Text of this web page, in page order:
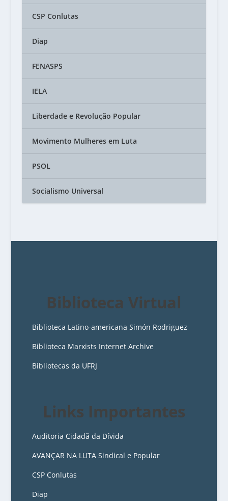
CSP Conlutas
Diap
FENASPS
IELA
Liberdade e Revolução Popular
Movimento Mulheres em Luta
PSOL
Socialismo Universal
Biblioteca Virtual
Biblioteca Latino-americana Simón Rodriguez
Biblioteca Marxists Internet Archive
Bibliotecas da UFRJ
Links Importantes
Auditoria Cidadã da Dívida
AVANÇAR NA LUTA Sindical e Popular
CSP Conlutas
Diap